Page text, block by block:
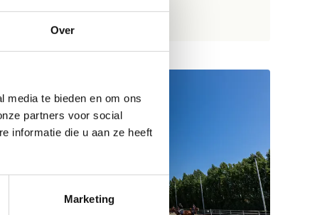
Over
media te bieden en om ons
partners voor social
informatie die u aan ze heeft
Marketing